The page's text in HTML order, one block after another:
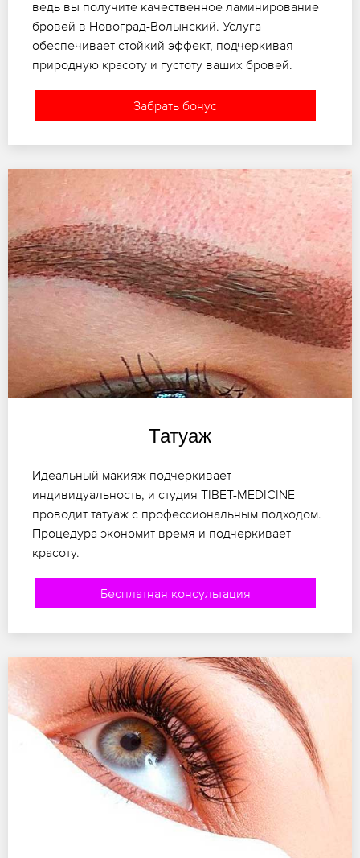
ведь вы получите качественное ламинирование
бровей в Новоград-Волынский. Услуга
обеспечивает стойкий эффект, подчеркивая
природную красоту и густоту ваших бровей.
Забрать бонус
Татуаж
Идеальный макияж подчёркивает
индивидуальность, и студия TIBET-MEDICINE
проводит татуаж с профессиональным подходом.
Процедура экономит время и подчёркивает
красоту.
Бесплатная консультация